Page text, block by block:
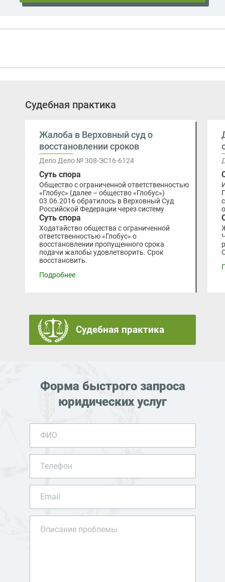
Судебная практика
Жалоба в Верховный суд о
восстановлении сроков
Дело Дело № 308-ЭС16-6124
Суть спора
Общество с ограниченной ответственностью
«Глобус» (далее – общество «Глобус»)
03.06.2016 обратилось в Верховный Суд
Российской Федерации через систему
Суть спора
Ходатайство общества с ограниченной
ответственностью «Глобус» о
восстановлении пропущенного срока
подачи жалобы удовлетворить. Срок
восстановить.
Подробнее
Судебная практика
Форма быстрого запроса
юридических услуг